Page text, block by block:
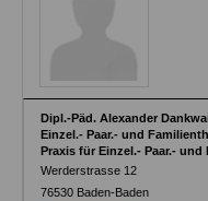
Dipl.-Päd. Alexander
Einzel.- Paar.- und
Praxis für Einzel.- Paar.-
Werderstrasse 12
76530 Baden-Baden